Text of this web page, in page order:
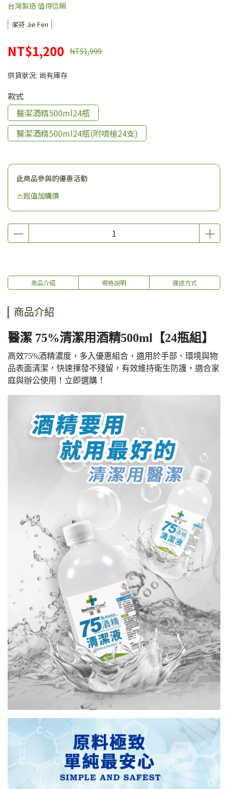
台灣製造 值得信賴
潔芬 Jie Fen
NT$1,200 NT$1,999
供貨狀況: 尚有庫存
款式
醫潔酒精500ml24瓶
醫潔酒精500ml24瓶(附噴槍24支)
此商品參與的優惠活動
👛超值加購價
商品介紹 規格說明 運送方式
商品介紹
醫潔 75%清潔用酒精500ml【24瓶組】
高效75%酒精濃度，多入優惠組合，適用於手部、環境與物
品表面清潔，快速揮發不殘留，有效維持衛生防護，適合家
庭與辦公使用！立即選購！